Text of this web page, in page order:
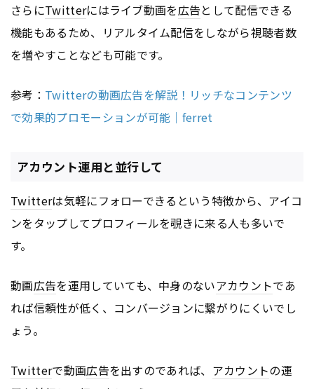
さらにTwitterにはライブ動画を広告として配信できる
機能もあるため、リアルタイム配信をしながら視聴者数
を増やすことなども可能です。
参考： Twitterの動画広告を解説！リッチなコンテンツ
で効果的プロモーションが可能｜ferret
アカウント運用と並行して
Twitterは気軽にフォローできるという特徴から、アイコ
ンをタップしてプロフィールを覗きに来る人も多いで
す。
動画広告を運用していても、中身のないアカウントであ
れば信頼性が低く、コンバージョンに繋がりにくいでし
ょう。
Twitterで動画広告を出すのであれば、 アカウントの運